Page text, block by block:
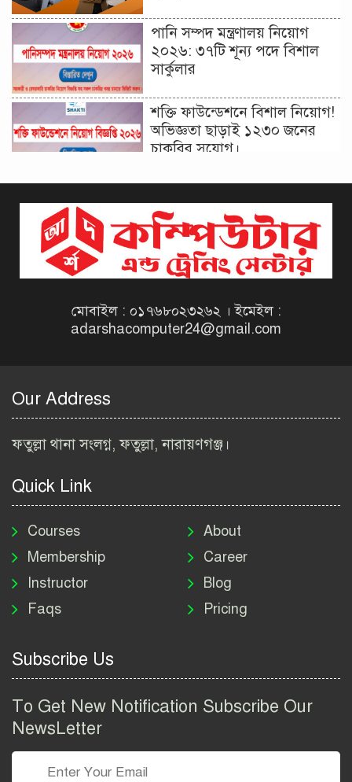
পানি সম্পদ মন্ত্রণালয় নিয়োগ
২০২৬: ৩৭টি শূন্য পদে বিশাল
সার্কুলার
শক্তি ফাউন্ডেশনে বিশাল নিয়োগ!
অভিজ্ঞতা ছাড়াই ১২৩০ জনের
চাকরির সুযোগ।
বিজ্ঞপ্তি ২০২৬ | Taxes Zone
Dinajpur Job Circular 2026
বেসরকারি সংস্থা সেতু (SETU)
Job Circular 2026
২০২৬ | BIWTA Job Circular
নিয়োগ বিজ্ঞপ্তি ২০২৬ | DNC
Job Circular 2026
পাসপোর্ট করতে কি কি লাগে
২০২৬ | ই-পাসপোর্ট আবেদন ও
Group Job Circular 2026
তথ্য অধিদপ্তর নিয়োগ বিজ্ঞপ্তি
মোবাইল : ০১৭৬৮০২৩২৬২ । ইমেইল :
adarshacomputer24@gmail.com
Our Address
ফতুল্লা থানা সংলগ্ন, ফতুল্লা, নারায়ণগঞ্জ।
Quick Link
Courses
Membership
Instructor
Faqs
About
Career
Blog
Pricing
Subscribe Us
To Get New Notification Subscribe Our
NewsLetter